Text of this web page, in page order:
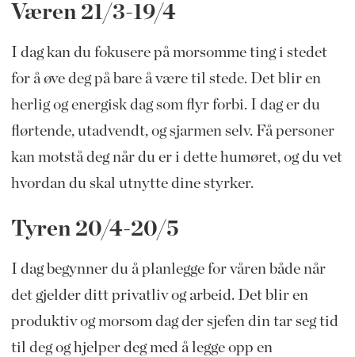
Væren 21/3-19/4
I dag kan du fokusere på morsomme ting i stedet
for å øve deg på bare å være til stede. Det blir en
herlig og energisk dag som flyr forbi. I dag er du
flørtende, utadvendt, og sjarmen selv. Få personer
kan motstå deg når du er i dette humøret, og du vet
hvordan du skal utnytte dine styrker.
Tyren 20/4-20/5
I dag begynner du å planlegge for våren både når
det gjelder ditt privatliv og arbeid. Det blir en
produktiv og morsom dag der sjefen din tar seg tid
til deg og hjelper deg med å legge opp en